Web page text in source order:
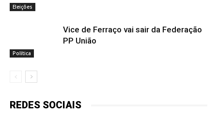
Eleições
Política
Vice de Ferraço vai sair da Federação
PP União
REDES SOCIAIS